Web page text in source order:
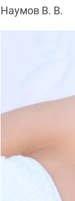
Наумов В. В.